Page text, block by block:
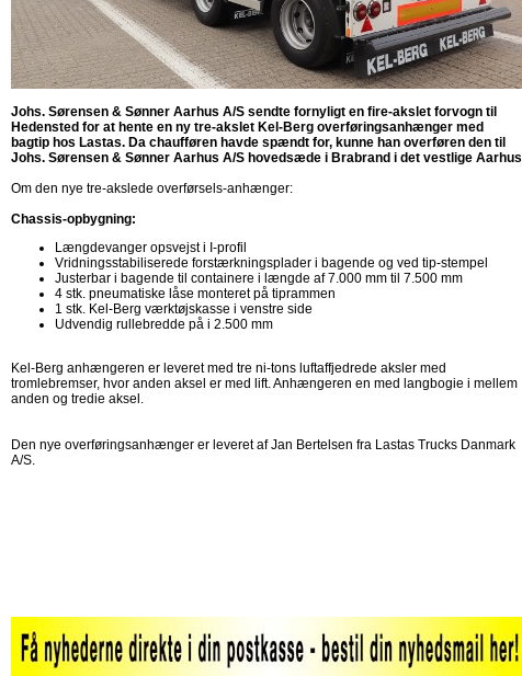
Johs. Sørensen & Sønner Aarhus A/S sendte fornyligt en fire-akslet forvogn til
Hedensted for at hente en ny tre-akslet Kel-Berg overføringsanhænger med
bagtip hos Lastas. Da chaufføren havde spændt for, kunne han overføren den til
Johs. Sørensen & Sønner Aarhus A/S hovedsæde i Brabrand i det vestlige Aarhus
Om den nye tre-akslede overførsels-anhænger:
Chassis-opbygning:
Længdevanger opsvejst i I-profil
Vridningsstabiliserede forstærkningsplader i bagende og ved tip-stempel
Justerbar i bagende til containere i længde af 7.000 mm til 7.500 mm
4 stk. pneumatiske låse monteret på tiprammen
1 stk. Kel-Berg værktøjskasse i venstre side
Udvendig rullebredde på i 2.500 mm
Kel-Berg anhængeren er leveret med tre ni-tons luftaffjedrede aksler med
tromlebremser, hvor anden aksel er med lift. Anhængeren en med langbogie i mellem
anden og tredie aksel.
Den nye overføringsanhænger er leveret af Jan Bertelsen fra Lastas Trucks Danmark
A/S.